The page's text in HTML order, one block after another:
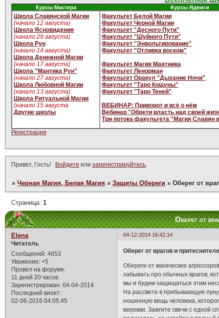
Курсы Мастера Курсы Ядвиги
Школа Славянской Магии
(начало 12 августа)
Школа Ясновидения
(начало 29 августа)
Школа Рун
(начало 14 августа)
Школа Денежной Магии
(начало 17 августа)
Школа "Мантика Рун"
(начало 27 августа)
Школа Любовной Магии
(начало 13 августа)
Школа Ритуальной Магии
(начало 15 августа
Другие школы
Факультет Белой Магии
Факультет Черной Магии
Факультет "Десного Пути"
Факультет "Шуйного Пути"
Факультет "Энвольтирование"
Факультет "Отливка воском"
Факультет Магия Маятника
Факультет Ленорман
Факультет Оракул "Дыхание Ночи"
Факультет "Таро Кощуны"
Факультет "Таро Теней"
ВЕБИНАР: Приворот и всё о нём
Вебинар "Обрети власть над своей
Три потока факультета "Магия Славян
Регистрация
Привет, Гость! Войдите или зарегистрируйтесь
»Черная Магия, Белая Магия »Защиты Обереги »Оберег от
Оберег от
Страница: 1
04-12-2014 16:42:14
Elena
Читатель
Сообщений: 4653
Уважение: +5
Провел на форуме:
11 дней 20 часов
Зарегистрирован: 04-04-2014
Последний визит:
02-06-2016 04:05:45
Оберег от врагов и
Обереги от магических
забывать про обычных врагов,
мы и будем защищаться этим
На рассвете в прибывающую
ношенную вещь человека,
веревки. Зажгите свечи с одной